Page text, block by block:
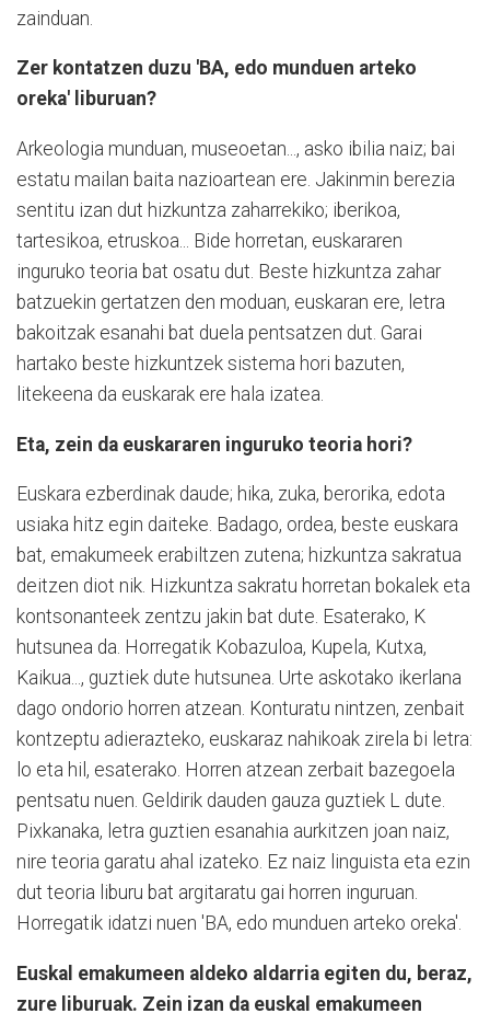
zainduan.
Zer kontatzen duzu 'BA, edo munduen arteko
oreka' liburuan?
Arkeologia munduan, museoetan..., asko ibilia naiz; bai
estatu mailan baita nazioartean ere. Jakinmin berezia
sentitu izan dut hizkuntza zaharrekiko; iberikoa,
tartesikoa, etruskoa... Bide horretan, euskararen
inguruko teoria bat osatu dut. Beste hizkuntza zahar
batzuekin gertatzen den moduan, euskaran ere, letra
bakoitzak esanahi bat duela pentsatzen dut. Garai
hartako beste hizkuntzek sistema hori bazuten,
litekeena da euskarak ere hala izatea.
Eta, zein da euskararen inguruko teoria hori?
Euskara ezberdinak daude; hika, zuka, berorika, edota
usiaka hitz egin daiteke. Badago, ordea, beste euskara
bat, emakumeek erabiltzen zutena; hizkuntza sakratua
deitzen diot nik. Hizkuntza sakratu horretan bokalek eta
kontsonanteek zentzu jakin bat dute. Esaterako, K
hutsunea da. Horregatik Kobazuloa, Kupela, Kutxa,
Kaikua..., guztiek dute hutsunea. Urte askotako ikerlana
dago ondorio horren atzean. Konturatu nintzen, zenbait
kontzeptu adierazteko, euskaraz nahikoak zirela bi letra:
lo eta hil, esaterako. Horren atzean zerbait bazegoela
pentsatu nuen. Geldirik dauden gauza guztiek L dute.
Pixkanaka, letra guztien esanahia aurkitzen joan naiz,
nire teoria garatu ahal izateko. Ez naiz linguista eta ezin
dut teoria liburu bat argitaratu gai horren inguruan.
Horregatik idatzi nuen 'BA, edo munduen arteko oreka'.
Euskal emakumeen aldeko aldarria egiten du, beraz,
zure liburuak. Zein izan da euskal emakumeen